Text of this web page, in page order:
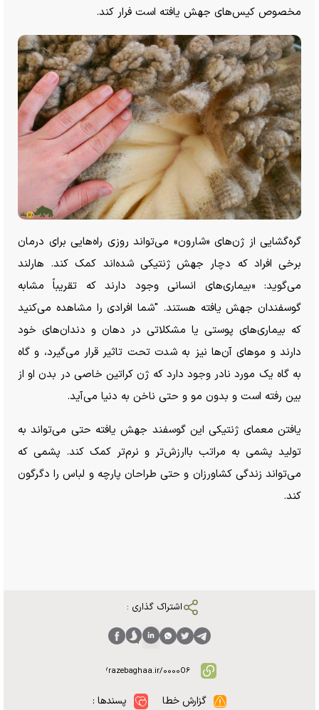
مخصوص کیس‌های جهش یافته است فرار کند.
گره‌گشایی از ژن‌های «شارون» می‌تواند روزی راه‌هایی برای درمان
برخی افراد که دچار جهش ژنتیکی شده‌اند کمک کند. هارلند
می‌گوید: «بیماری‌های انسانی وجود دارند که تقریباً مشابه
گوسفندان جهش یافته هستند. "شما افرادی را مشاهده می‌کنید
که بیماری‌های پوستی یا مشکلاتی در دهان و دندان‌های خود
دارند و مو‌های آن‌ها نیز به شدت تحت تاثیر قرار می‌گیرد، و گاه
به گاه یک مورد نادر وجود دارد که ژن کراتین خاصی در بدن او از
بین رفته است و بدون مو و حتی ناخن به دنیا می‌آید.
یافتن معمای ژنتیکی این گوسفند جهش یافته حتی می‌تواند به
تولید پشمی به مراتب باارزش‌تر و نرم‌تر کمک کند. پشمی که
می‌تواند زندگی کشاورزان و حتی طراحان پارچه و لباس را دگرگون
کند.
اشتراک گذاری :
گزارش خطا پسندها :